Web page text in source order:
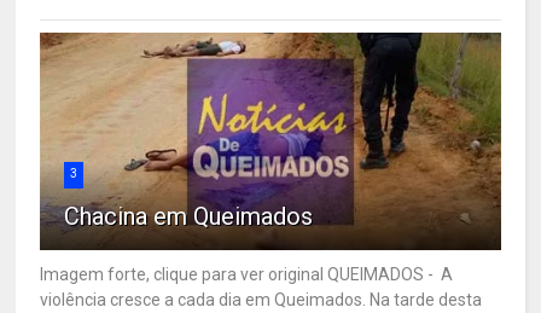
3
Chacina em Queimados
Imagem forte, clique para ver original QUEIMADOS - A
violência cresce a cada dia em Queimados. Na tarde desta